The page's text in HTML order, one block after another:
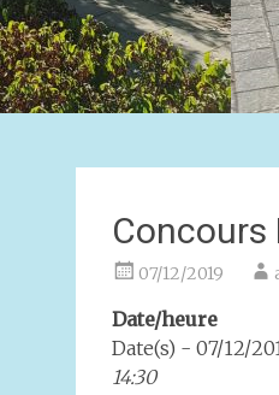
07/12/2019
Date/heure
Date(s) - 07/12/
14:30